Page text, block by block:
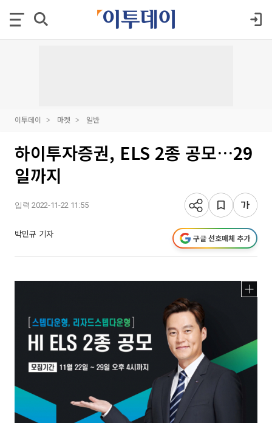
이투데이 마켓 일반
하이투자증권, ELS 2종 공모…29
일까지
입력 2022-11-22 11:55
박민규 기자 구글 선호매체 추가